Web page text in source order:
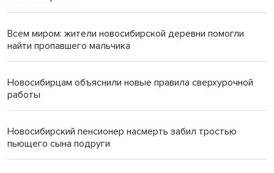
Всем миром: жители новосибирской деревни помогли
найти пропавшего мальчика
Новосибирцам объяснили новые правила сверхурочной
работы
Новосибирский пенсионер насмерть забил тростью
пьющего сына подруги